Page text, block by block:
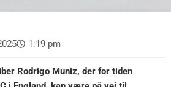
1:19 pm
Rodrigo Muniz, der for tiden